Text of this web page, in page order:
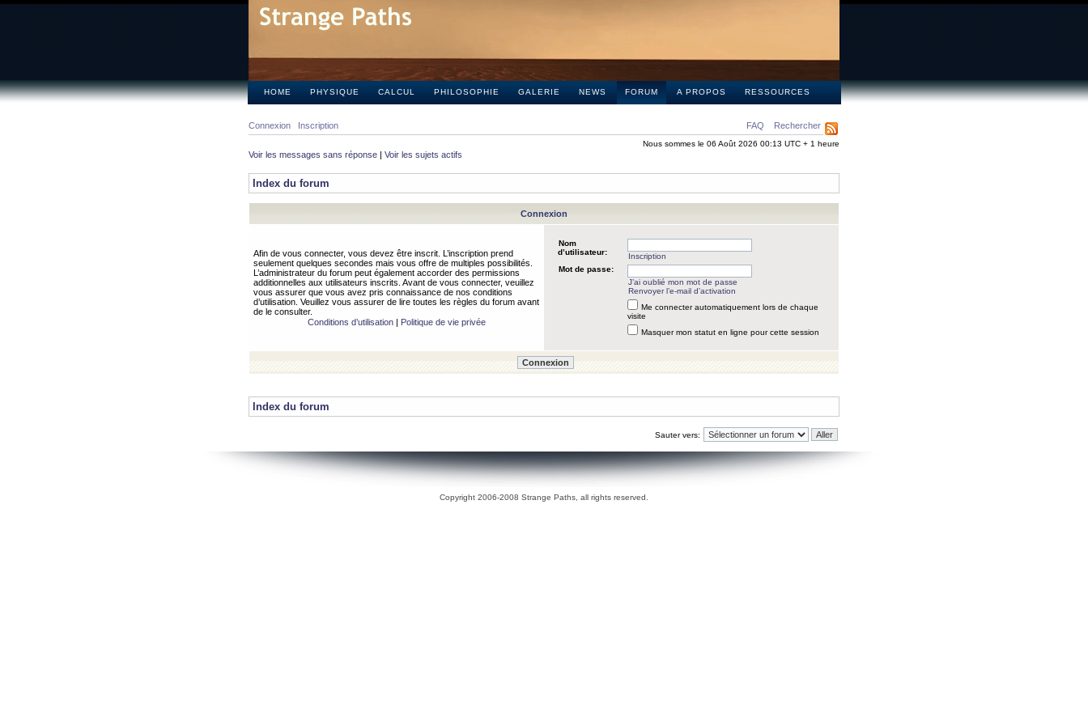
HOME PHYSIQUE CALCUL PHILOSOPHIE GALERIE NEWS FORUM A PROPOS RESSOURCES
FAQ Rechercher
Connexion Inscription
Nous sommes le 06 Août 2026 00:13 UTC + 1 heure
Voir les messages sans réponse | Voir les sujets actifs
Index du forum
Connexion
Afin de vous connecter, vous devez être inscrit. L’inscription prend
seulement quelques secondes mais vous offre de multiples possibilités.
L’administrateur du forum peut également accorder des permissions
additionnelles aux utilisateurs inscrits. Avant de vous connecter, veuillez
vous assurer que vous avez pris connaissance de nos conditions
d’utilisation. Veuillez vous assurer de lire toutes les règles du forum avant
de le consulter.
Conditions d’utilisation| Politique de vie privée
Nom
d’utilisateur:
Inscription
Mot de passe:
J’ai oublié mon mot de passe
Renvoyer l’e-mail d’activation
Me connecter automatiquement lors de chaque
visite
Masquer mon statut en ligne pour cette session
Index du forum
Sauter vers:
Copyright 2006-2008 Strange Paths, all rights reserved.